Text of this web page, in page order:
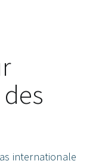
internationale